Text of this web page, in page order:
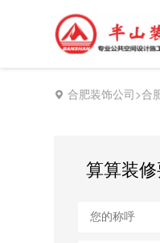
合肥装饰公司>合
算算装